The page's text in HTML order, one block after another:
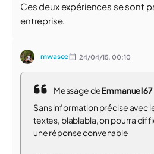
Ces deux expériences se sont
entreprise.
mwasee 24/04/15,00:10
Message deEmmanuel67
Sans information précise avec
textes, blablabla, on pourra
une réponse convenable